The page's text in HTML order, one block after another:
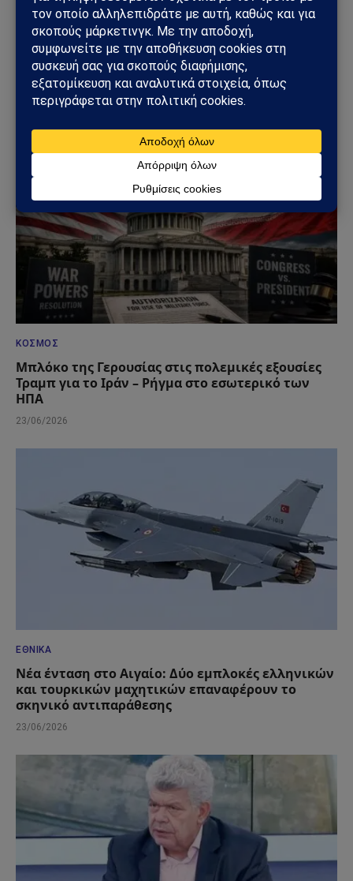
ΠΟΛΙΤΙΚΉ
Συνάντηση Σαμαρά – Γκίλφοϊλ: Στο επίκεντρο οι
ελληνοαμερικανικές σχέσεις
ΚΌΣΜΟΣ
Μπλόκο της Γερουσίας στις πολεμικές εξουσίες
Τραμπ για το Ιράν – Ρήγμα στο εσωτερικό των
ΗΠΑ
23/06/2026
ΕΘΝΙΚΆ
Νέα ένταση στο Αιγαίο: Δύο εμπλοκές ελληνικών
και τουρκικών μαχητικών επαναφέρουν το
σκηνικό αντιπαράθεσης
23/06/2026